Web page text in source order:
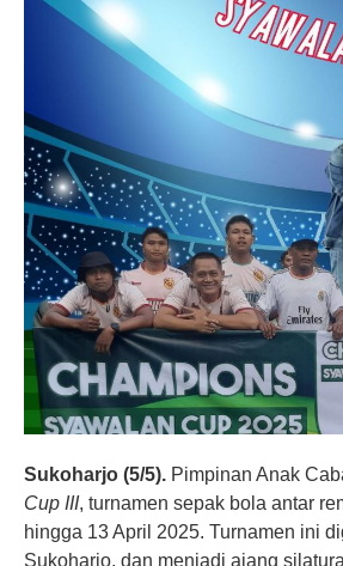
Sukoharjo (5/5). Pimpinan Anak
Cup III, turnamen sepak bola antar
hingga 13 April 2025. Turnamen ini
Sukoharjo, dan menjadi ajang